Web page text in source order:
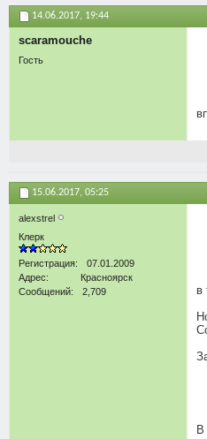
14.06.2017, 19:44
scaramouche
Гость
15.06.2017, 05:25
alexstrel
Клерк
Регистрация
07.01.2009
Адрес
Красноярск
Сообщений
2,709
в
В